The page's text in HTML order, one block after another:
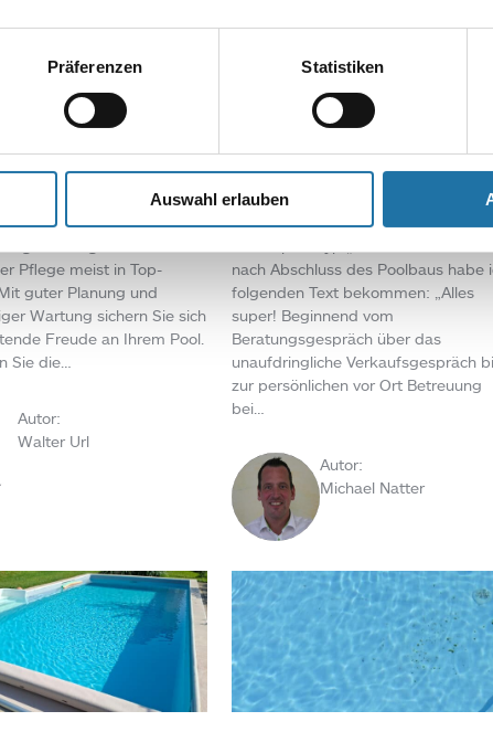
Präferenzen Statistiken
Auswahl erlauben
& TIPPS• 30. Juli 2025
vor Verfärbungen
Verfärbungen schützen
an Poolfolien vorbeugen
sind eine langlebige,
Pflege meist in Top-
guter Planung und
Wartung sichern Sie sich
Freude an Ihrem Pool.
Sie die…
Autor:
Walter Url
OVALPOOL,REFERENZEN
Unser ovales Einbaupool
Miami
Familie Krammes hat sich nach
ausführlichen Beratung für ein ovales
nach Abschluss des Poolbaus habe
folgenden Text bekommen: „Alles
super! Beginnend vom
Beratungsgespräch über das
unaufdringliche Verkaufsgespräch
zur persönlichen vor Ort Betreuung
bei…
Autor:
Michael Natter